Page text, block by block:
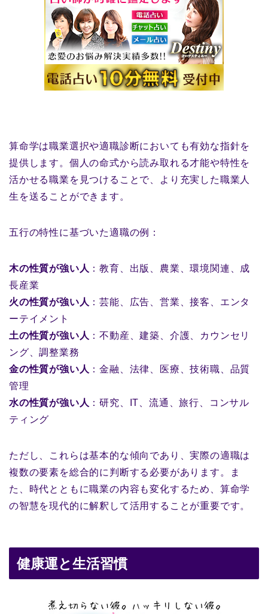
算命学は職業選択や適職診断においても有効な指針を
提供します。個人の命式から読み取れる才能や特性を
活かせる職業を見つけることで、より充実した職業人
生を送ることができます。
五行の特性に基づいた適職の例：
木の性質が強い人 ：教育、出版、農業、環境関連、成
長産業
火の性質が強い人 ：芸能、広告、営業、接客、エンタ
ーテイメント
土の性質が強い人 ：不動産、建築、介護、カウンセリ
ング、調整業務
金の性質が強い人 ：金融、法律、医療、技術職、品質
管理
水の性質が強い人 ：研究、IT、流通、旅行、コンサル
ティング
ただし、これらは基本的な傾向であり、実際の適職は
複数の要素を総合的に判断する必要があります。ま
た、時代とともに職業の内容も変化するため、算命学
の智慧を現代的に解釈して活用することが重要です。
健康運と生活習慣